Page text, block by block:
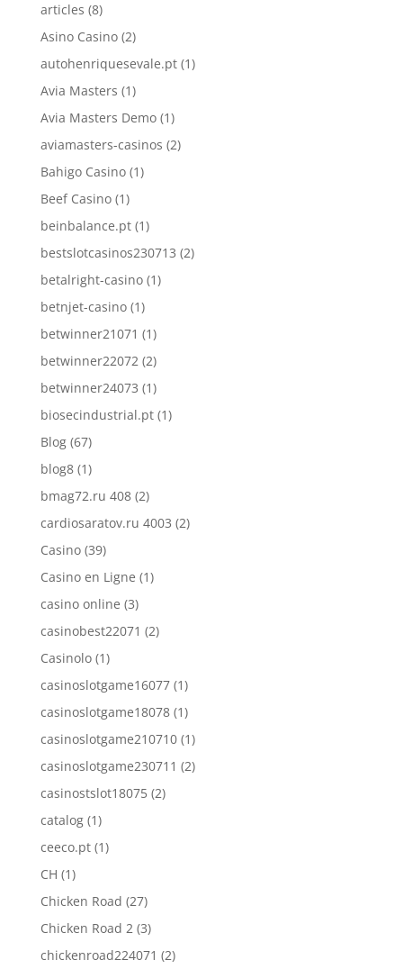
articles (8)
Asino Casino(2)
autohenriquesevale.pt(1)
Avia Masters (1)
Avia Masters Demo(1)
aviamasters-casinos (2)
Bahigo Casino(1)
Beef Casino(1)
beinbalance.pt(1)
bestslotcasinos230713 (2)
betalright-casino(1)
betnjet-casino(1)
betwinner21071 (1)
betwinner22072(2)
betwinner24073 (1)
biosecindustrial.pt(1)
Blog(67)
blog8(1)
bmag72.ru 408(2)
cardiosaratov.ru 4003 (2)
Casino(39)
Casino en Ligne (1)
casino online (3)
casinobest22071 (2)
Casinolo(1)
casinoslotgame16077(1)
casinoslotgame18078(1)
casinoslotgame210710(1)
casinoslotgame230711 (2)
casinostslot18075(2)
catalog(1)
ceeco.pt(1)
CH (1)
Chicken Road (27)
Chicken Road 2(3)
chickenroad224071 (2)